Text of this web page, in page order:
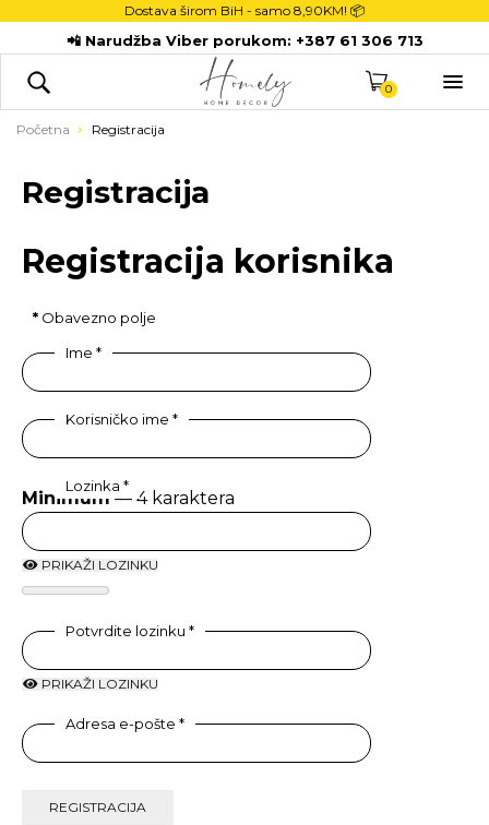
Dostava širom BiH - samo 8,90KM! 📦
📲 Narudžba Viber porukom: +387 61 306 713
0 
POČETNA
DEKORACIJE
KUHINJA
TEKSTIL
KUPATILO
NOVI PROIZVODI
Početna Registracija
Registracija
Registracija korisnika
* Obavezno polje
Ime *
Korisničko ime *
Lozinka *
Minimum— 4 karaktera
PRIKAŽI LOZINKU
Potvrdite lozinku *
PRIKAŽI LOZINKU
Adresa e-pošte *
REGISTRACIJA